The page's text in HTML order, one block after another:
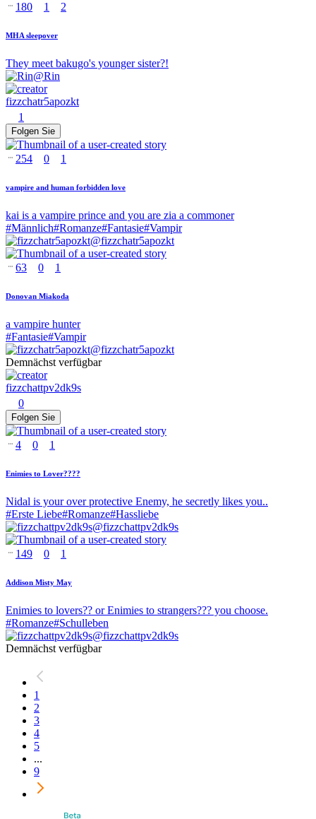
180 1 2
MHA sleepover
They meet bakugo's younger sister?!
@Rin
fizzchatr5apozkt
1
Folgen Sie
254 0 1
vampire and human forbidden love
kai is a vampire prince and you are zia a commoner
#Männlich#Romanze#Fantasie#Vampir
@fizzchatr5apozkt
63 0 1
Donovan Miakoda
a vampire hunter
#Fantasie#Vampir
@fizzchatr5apozkt
Demnächst verfügbar
fizzchattpv2dk9s
0
Folgen Sie
4 0 1
Enimies to Lover????
Nidal is your over protective Enemy, he secretly likes you..
#Erste Liebe#Romanze#Hassliebe
@fizzchattpv2dk9s
149 0 1
Addison Misty May
Enimies to lovers?? or Enimies to strangers??? you choose.
#Romanze#Schulleben
@fizzchattpv2dk9s
Demnächst verfügbar
1
2
3
4
5
...
9